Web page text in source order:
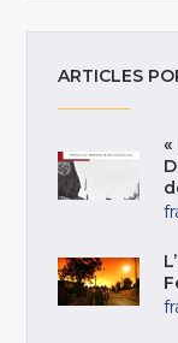
ARTICLES